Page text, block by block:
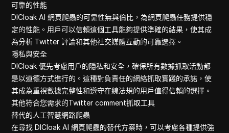
可靠的性能
DICloak AI 網頁爬蟲的可靠性無與倫比，為網頁爬蟲任務提供穩
定的性能。用戶可以信賴這個工具能夠提供準確的結果，使其成
為分析 Twitter 評論和其他社交媒體互動的可靠選擇。
隱私與安全
DICloak 優先考慮用戶的隱私和安全，確保所有數據抓取活動都
是以道德方式進行的。這種對負責任的網絡抓取實踐的承諾，使
其成為重視數據完整性和遵守在線法規的用戶值得信賴的選擇。
其他符合您需求的Twitter comment抓取工具
替代的人工智慧網路爬蟲
在尋找 DICloak AI 網頁爬蟲的替代方案時，可以考慮各種提供強